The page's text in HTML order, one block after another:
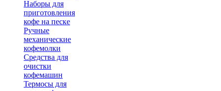
Наборы для
приготовления
кофе на песке
Ручные
механические
кофемолки
Средства для
очистки
кофемашин
Термосы для